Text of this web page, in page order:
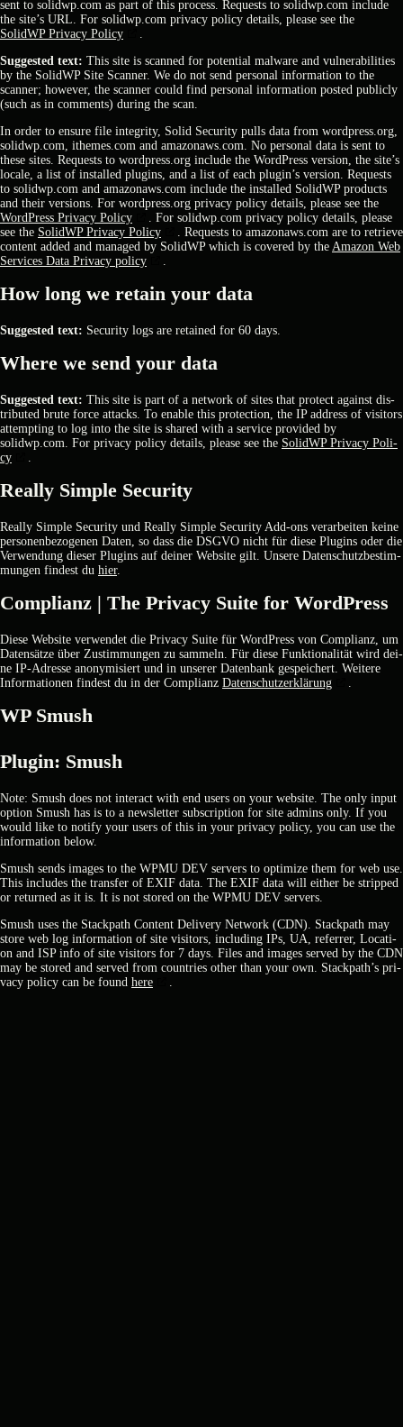
sent to solidwp.com as part of this pro­cess. Requests to solidwp.com include
the site’s URL. For solidwp.com pri­va­cy poli­cy details, plea­se see the
SolidWP Pri­va­cy Poli­cy
Sug­gested text: This site is scan­ned for poten­ti­al mal­wa­re and vul­nerabi­li­ties
by the SolidWP Site Scan­ner. We do not send per­so­nal infor­ma­ti­on to the
scan­ner; howe­ver, the scan­ner could find per­so­nal infor­ma­ti­on pos­ted publicly
(such as in comm­ents) during the scan.
In order to ensu­re file inte­gri­ty, Solid Secu­ri­ty pulls data from wordpress.org,
solidwp.com, ithemes.com and amazonaws.com. No per­so­nal data is sent to
the­se sites. Requests to wordpress.org include the Word­Press ver­si­on, the site’s
loca­le, a list of instal­led plug­ins, and a list of each plugin’s ver­si­on. Requests
to solidwp.com and amazonaws.com include the instal­led SolidWP pro­ducts
and their ver­si­ons. For wordpress.org pri­va­cy poli­cy details, plea­se see the
Word­Press Pri­va­cy Poli­cy
. For solidwp.com pri­va­cy poli­cy details, plea­se
see the SolidWP Pri­va­cy Poli­cy
. Requests to amazonaws.com are to retrie­ve
con­tent added and mana­ged by SolidWP which is cover­ed by the Ama­zon Web
Ser­vices Data Pri­va­cy poli­cy
How long we retain your data
Sug­gested text: Secu­ri­ty logs are retai­ned for 60 days.
Whe­re we send your data
Sug­gested text: This site is part of a net­work of sites that pro­tect against dis­
tri­bu­ted bru­te force attacks. To enable this pro­tec­tion, the IP address of visi­tors
attemp­ting to log into the site is shared with a ser­vice pro­vi­ded by
solidwp.com. For pri­va­cy poli­cy details, plea­se see the SolidWP Pri­va­cy Poli­
cy
Real­ly Simp­le Secu­ri­ty
Real­ly Simp­le Secu­ri­ty und Real­ly Simp­le Secu­ri­ty Add-ons ver­ar­bei­ten kei­ne
per­so­nen­be­zo­ge­nen Daten, so dass die DSGVO nicht für die­se Plug­ins oder die
Ver­wen­dung die­ser Plug­ins auf dei­ner Web­site gilt. Unse­re Daten­schutz­be­stim­
mun­gen fin­dest du hier.
Com­pli­anz | The Pri­va­cy Suite for Word­Press
Die­se Web­site ver­wen­det die Pri­va­cy Suite für Word­Press von Com­pli­anz, um
Daten­sät­ze über Zustim­mun­gen zu sam­meln. Für die­se Funk­tio­na­li­tät wird dei­
ne IP-Adres­se anony­mi­siert und in unse­rer Daten­bank gespei­chert. Wei­te­re
Infor­ma­tio­nen fin­dest du in der Com­pli­anz Daten­schutz­er­klä­rung
WP Smush
Plug­in: Smush
Note: Smush does not inter­act with end users on your web­site. The only input
opti­on Smush has is to a news­let­ter sub­scrip­ti­on for site admins only. If you
would like to noti­fy your users of this in your pri­va­cy poli­cy, you can use the
infor­ma­ti­on below.
Smush sends images to the WPMU DEV ser­vers to opti­mi­ze them for web use.
This includes the trans­fer of EXIF data. The EXIF data will eit­her be strip­ped
or retur­ned as it is. It is not stored on the WPMU DEV ser­vers.
Smush uses the Stack­path Con­tent Deli­very Net­work (CDN). Stack­path may
store web log infor­ma­ti­on of site visi­tors, inclu­ding IPs, UA, refer­rer, Loca­ti­
on and ISP info of site visi­tors for 7 days. Files and images ser­ved by the CDN
may be stored and ser­ved from count­ries other than your own. Stackpath’s pri­
va­cy poli­cy can be found here